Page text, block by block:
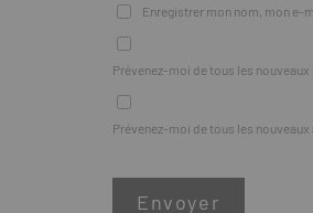
Enregistrer mon nom, mon e-
Prévenez-moi de tous les
Prévenez-moi de tous les